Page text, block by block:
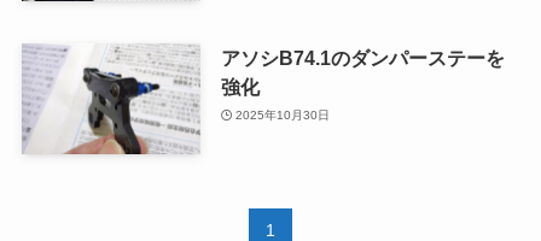
アソシB74.1のダンパーステーを
強化
2025年10月30日
1